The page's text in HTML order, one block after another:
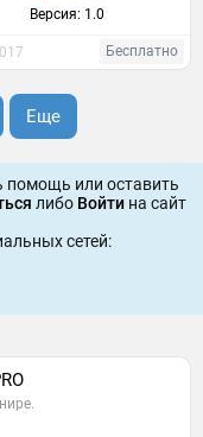
Версия: 1.0
Бесплатно
Еще
помощь или оставить
либо Войти на сайт
сетей: